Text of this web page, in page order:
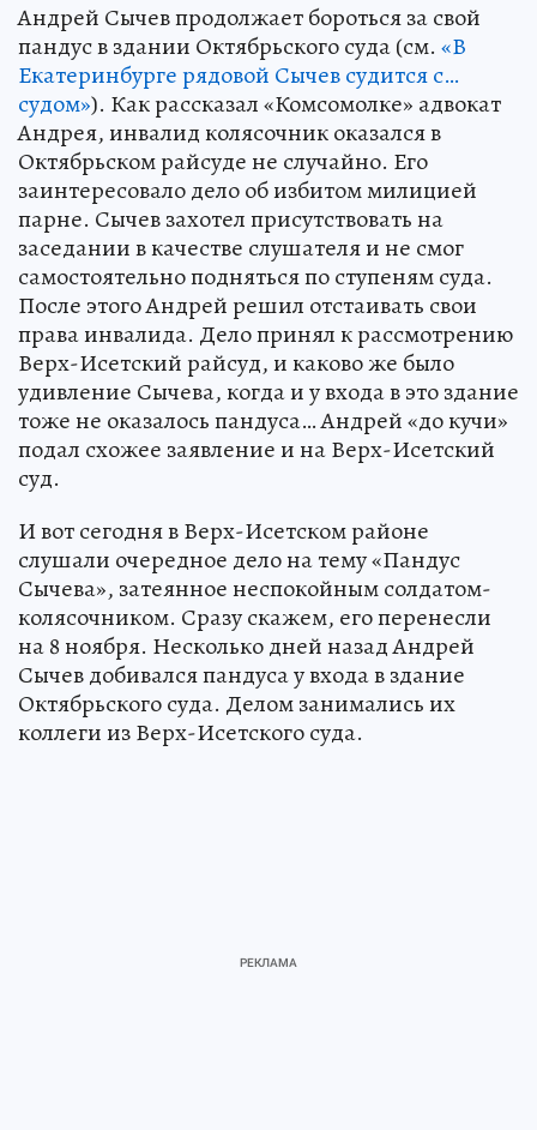
Андрей Сычев продолжает бороться за свой
пандус в здании Октябрьского суда (см. «В
Екатеринбурге рядовой Сычев судится с…
судом»). Как рассказал «Комсомолке» адвокат
Андрея, инвалид колясочник оказался в
Октябрьском райсуде не случайно. Его
заинтересовало дело об избитом милицией
парне. Сычев захотел присутствовать на
заседании в качестве слушателя и не смог
самостоятельно подняться по ступеням суда.
После этого Андрей решил отстаивать свои
права инвалида. Дело принял к рассмотрению
Верх-Исетский райсуд, и каково же было
удивление Сычева, когда и у входа в это здание
тоже не оказалось пандуса… Андрей «до кучи»
подал схожее заявление и на Верх-Исетский
суд.
И вот сегодня в Верх-Исетском районе
слушали очередное дело на тему «Пандус
Сычева», затеянное неспокойным солдатом-
колясочником. Сразу скажем, его перенесли
на 8 ноября. Несколько дней назад Андрей
Сычев добивался пандуса у входа в здание
Октябрьского суда. Делом занимались их
коллеги из Верх-Исетского суда.